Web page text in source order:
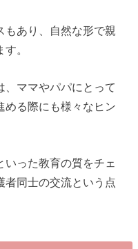
もあり、自然な形で親
。
、ママやパパにとって
める際にも様々なヒン
いった教育の質をチェ
者同士の交流という点